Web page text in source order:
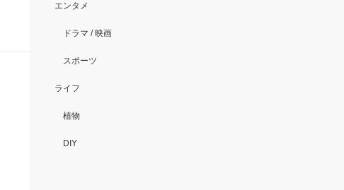
エンタメ
ドラマ / 映画
スポーツ
ライフ
植物
DIY